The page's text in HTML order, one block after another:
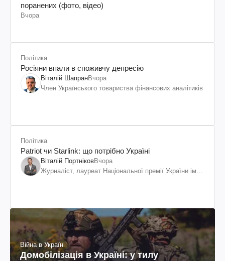
поранених (фото, відео)
Вчора
Політика
Росіяни впали в споживчу депресію
Віталій ШапранВчора
Член Українського товариства фінансових аналітиків
Політика
Patriot чи Starlink: що потрібно Україні
Віталій ПортніковВчора
Журналіст, лауреат Національної премії України ім.
Війна в Україні
Домобілізація в Україні: у тилу